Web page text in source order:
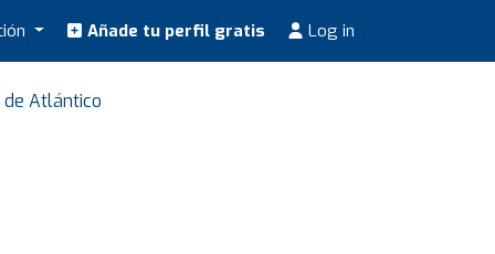
Añade tu perfil gratis Log in
de Atlántico